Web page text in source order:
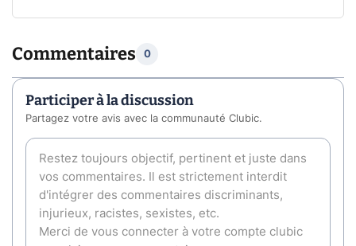
Commentaires 0
Participer à la discussion
Partagez votre avis avec la communauté Clubic.